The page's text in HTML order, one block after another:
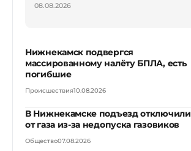
08.08.2026
Нижнекамск подвергся
массированному налёту БПЛА, есть
погибшие
Происшествия10.08.2026
В Нижнекамске подъезд отключили
от газа из-за недопуска газовиков
Общество07.08.2026